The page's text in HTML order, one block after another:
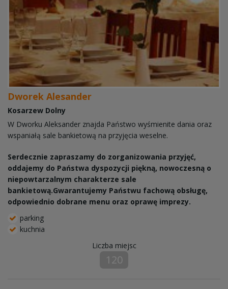
Dworek Alesander
Kosarzew Dolny
W Dworku Aleksander znajda Państwo wyśmienite dania oraz
wspaniałą sale bankietową na przyjęcia weselne.
Serdecznie zapraszamy do zorganizowania przyjęć,
oddajemy do Państwa dyspozycji piękną, nowoczesną o
niepowtarzalnym charakterze sale
bankietową.Gwarantujemy Państwu fachową obsługę,
odpowiednio dobrane menu oraz oprawę imprezy.
parking
kuchnia
Liczba miejsc
120